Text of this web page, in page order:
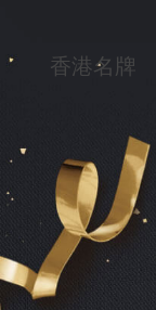
香港名牌